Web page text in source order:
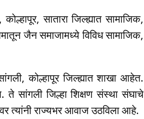
सातारा जिल्ह्यात सामाजिक,
जैन समाजामध्ये विविध सामाजिक,
कोल्हापूर जिल्ह्यात शाखा आहेत.
ते सांगली जिल्हा शिक्षण संस्था संघाचे
त्यांनी राज्यभर आवाज उठविला आहे.